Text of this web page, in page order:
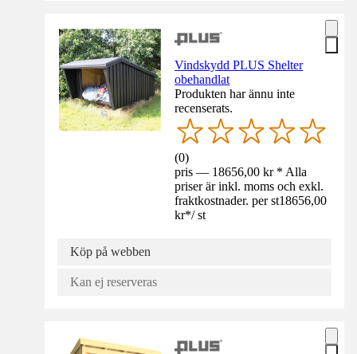
Vindskydd PLUS Shelter
obehandlat
Produkten har ännu inte
recenserats.
(0)
pris — 18656,00 kr * Alla
priser är inkl. moms och exkl.
fraktkostnader. per st18656,00
kr*/ st
Köp på webben
Kan ej reserveras